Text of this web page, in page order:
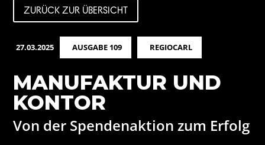
ZURÜCK ZUR ÜBERSICHT
27.03.2025 AUSGABE 109 REGIOCARL
MANUFAKTUR UND
KONTOR
Von der Spendenaktion zum Erfolg